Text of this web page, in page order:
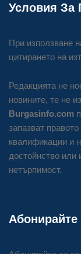
Условия За
При използване
цитирането на
Редакцията не
новините, те не
Burgasinfo.com
запазват
квалификации и
достойнство или
нетърпимост.